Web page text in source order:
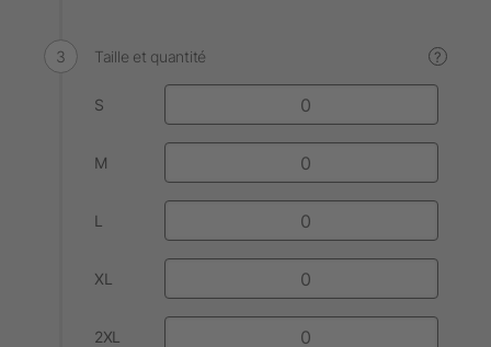
Taille et quantité ?
S
M
L
XL
2XL